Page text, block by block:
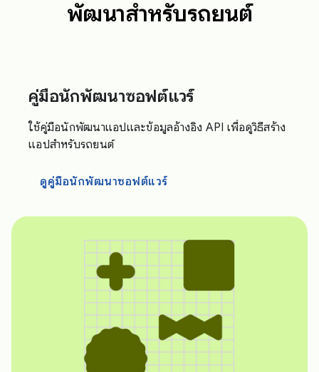
พัฒนาสำหรับรถยนต์
คู่มือนักพัฒนาซอฟต์แวร์
ใช้คู่มือนักพัฒนาแอปและข้อมูลอ้างอิง API เพื่อดูวิธีสร้าง
แอปสำหรับรถยนต์
ดูคู่มือนักพัฒนาซอฟต์แวร์